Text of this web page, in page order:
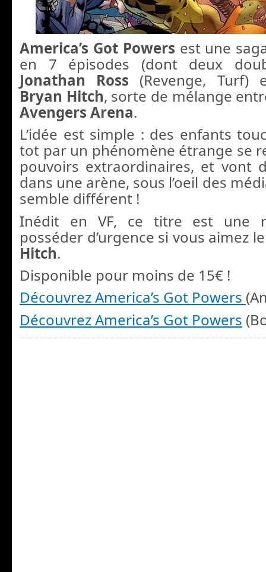
America’s Got Powers est une
en 7 épisodes (dont deux
Jonathan Ross (Revenge, Turf)
Bryan Hitch, sorte de mélange
Avengers Arena.
L’idée est simple : des enfants
tot par un phénomène étrange se
pouvoirs extraordinaires, et vont
dans une arène, sous l’oeil des
semble différent !
Inédit en VF, ce titre est une
posséder d’urgence si vous aimez
Hitch.
Disponible pour moins de 15€ !
Découvrez America’s Got Powers
Découvrez America’s Got Powers